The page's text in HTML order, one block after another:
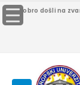
Dobro došli na